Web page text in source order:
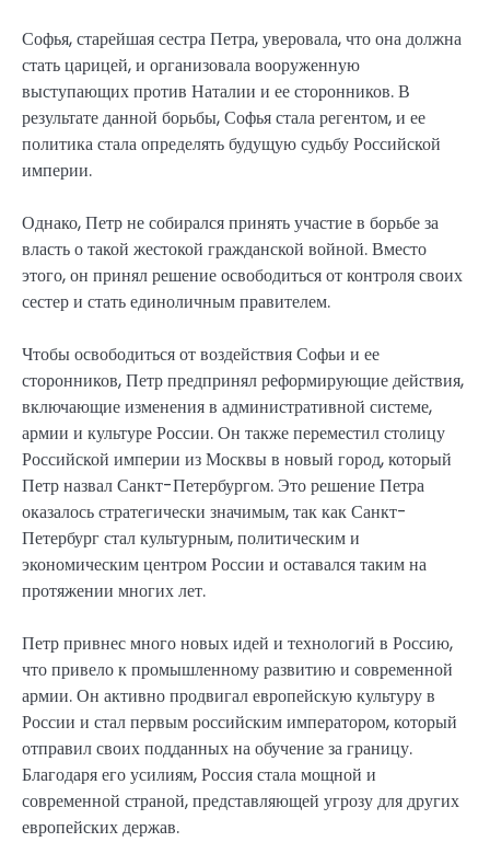
Софья, старейшая сестра Петра, уверовала, что она должна
стать царицей, и организовала вооруженную
выступающих против Наталии и ее сторонников. В
результате данной борьбы, Софья стала регентом, и ее
политика стала определять будущую судьбу Российской
империи.
Однако, Петр не собирался принять участие в борьбе за
власть о такой жестокой гражданской войной. Вместо
этого, он принял решение освободиться от контроля своих
сестер и стать единоличным правителем.
Чтобы освободиться от воздействия Софьи и ее
сторонников, Петр предпринял реформирующие действия,
включающие изменения в административной системе,
армии и культуре России. Он также переместил столицу
Российской империи из Москвы в новый город, который
Петр назвал Санкт-Петербургом. Это решение Петра
оказалось стратегически значимым, так как Санкт-
Петербург стал культурным, политическим и
экономическим центром России и оставался таким на
протяжении многих лет.
Петр привнес много новых идей и технологий в Россию,
что привело к промышленному развитию и современной
армии. Он активно продвигал европейскую культуру в
России и стал первым российским императором, который
отправил своих подданных на обучение за границу.
Благодаря его усилиям, Россия стала мощной и
современной страной, представляющей угрозу для других
европейских держав.